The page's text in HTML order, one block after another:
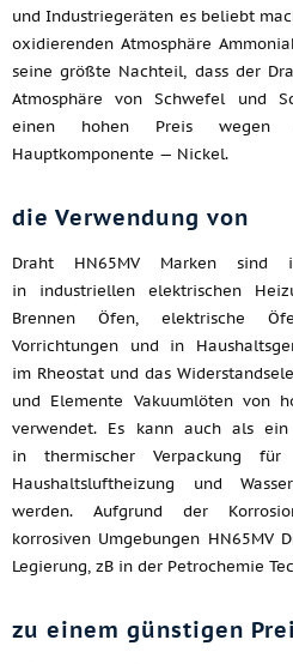
und Industriegeräten es beliebt
oxidierenden Atmosphäre
seine größte Nachteil, dass der
Atmosphäre von Schwefel und
einen hohen Preis
Hauptkomponente — Nickel.
die Verwendung von
Draht HN65MV Marken sind
in industriellen elektrischen
Brennen Öfen, elektrische
Vorrichtungen und in
im Rheostat und das
und Elemente Vakuumlöten von
verwendet. Es kann auch als
in thermischer Verpackung
Haushaltsluftheizung und
werden. Aufgrund der
korrosiven Umgebungen HN65MV
Legierung, zB in der Petrochemie
zu einem günstigen